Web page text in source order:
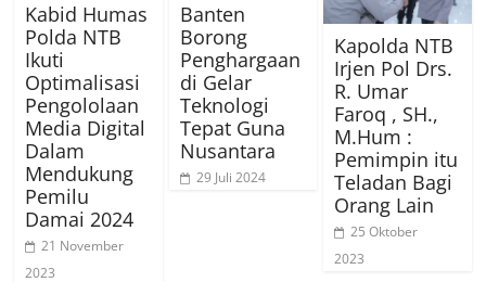
Kabid Humas
Polda NTB
Ikuti
Optimalisasi
Pengololaan
Media Digital
Dalam
Mendukung
Pemilu
Damai 2024
21 November
2023
Banten
Borong
Penghargaan
di Gelar
Teknologi
Tepat Guna
Nusantara
29 Juli 2024
Kapolda NTB
Irjen Pol Drs.
R. Umar
Faroq , SH.,
M.Hum :
Pemimpin itu
Teladan Bagi
Orang Lain
25 Oktober
2023